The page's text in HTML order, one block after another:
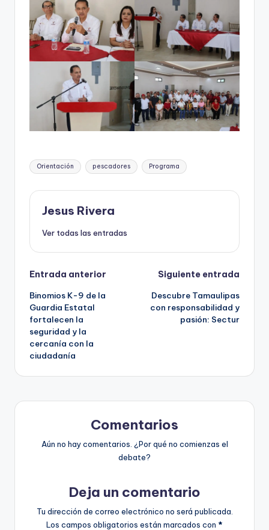
Etiquetas:
Orientación pescadores Programa
Jesus Rivera
Ver todas las entradas
Navegación
de
entradas
Entrada anterior
Binomios K-9 de la
Guardia Estatal
fortalecen la
seguridad y la
cercanía con la
ciudadanía
Siguiente entrada
Descubre Tamaulipas
con responsabilidad y
pasión: Sectur
Comentarios
Aún no hay comentarios. ¿Por qué no comienzas el
debate?
Deja un comentario
Tu dirección de correo electrónico no será publicada.
Los campos obligatorios están marcados con *